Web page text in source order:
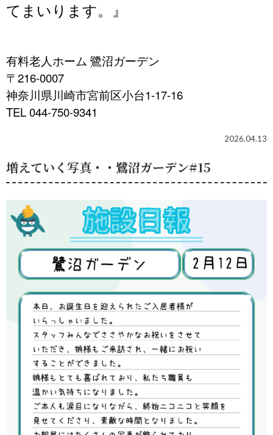
てまいります。
』
有料老人ホーム 鷺沼ガーデン
〒216-0007
神奈川県川崎市宮前区小台1-17-16
TEL 044-750-9341
2026.04.13
増えていく写真・・鷺沼ガーデン#15